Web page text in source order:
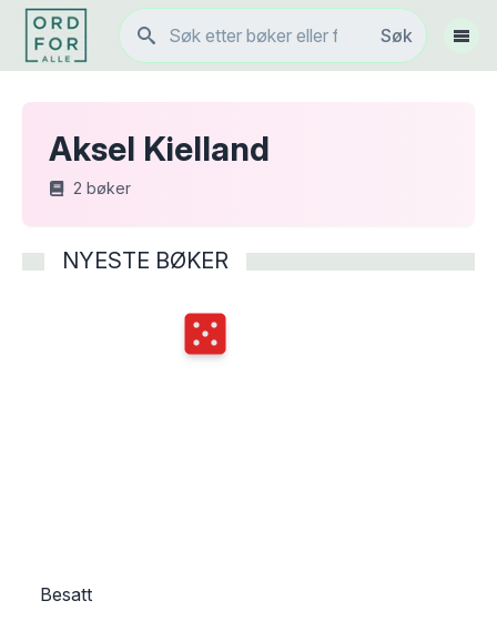
Søk
Søk
Vis
Aksel Kielland
2 bøker
NYESTE BØKER
Terningkast
Besatt